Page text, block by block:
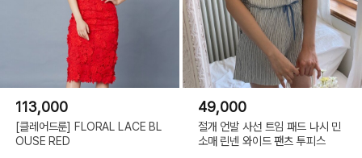
113,000
[클레어드룬] FLORAL LACE BL
OUSE RED
49,000
절개 언발 사선 트임 패드 나시 민
소매 린넨 와이드 팬츠 투피스